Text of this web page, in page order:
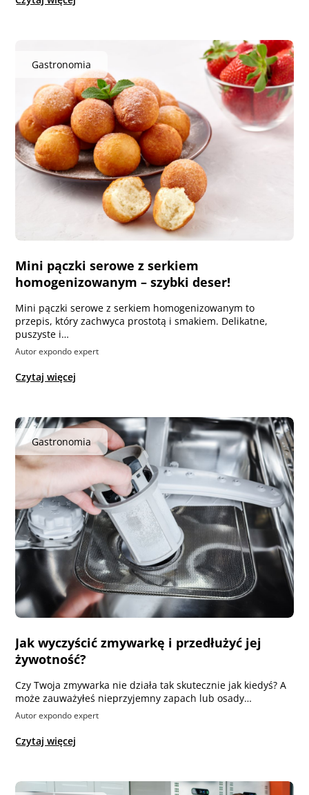
Gastronomia
Mini pączki serowe z serkiem
homogenizowanym – szybki deser!
Mini pączki serowe z serkiem homogenizowanym to
przepis, który zachwyca prostotą i smakiem. Delikatne,
puszyste i…
Autor expondo expert
Czytaj więcej
Gastronomia
Jak wyczyścić zmywarkę i przedłużyć jej
żywotność?
Czy Twoja zmywarka nie działa tak skutecznie jak kiedyś? A
może zauważyłeś nieprzyjemny zapach lub osady…
Autor expondo expert
Czytaj więcej